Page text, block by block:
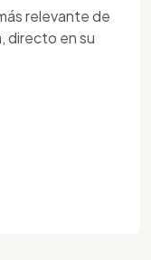
relevante de
directo en su